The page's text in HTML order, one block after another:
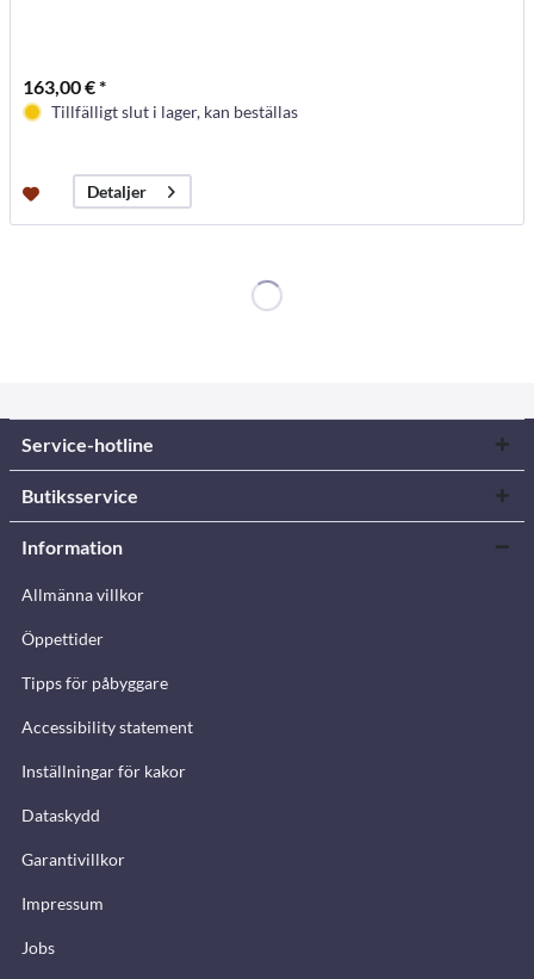
163,00 € *
Tillfälligt slut i lager, kan beställas
Detaljer
Service-hotline
Butiksservice
Information
Allmänna villkor
Öppettider
Tipps för påbyggare
Accessibility statement
Inställningar för kakor
Dataskydd
Garantivillkor
Impressum
Jobs